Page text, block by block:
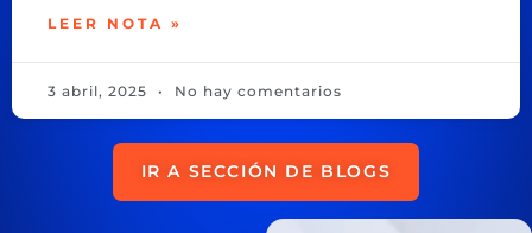
LEER NOTA »
3 abril, 2025 No hay comentarios
IR A SECCIÓN DE BLOGS